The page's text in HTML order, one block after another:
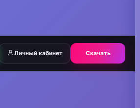
Личный кабинет Скачать